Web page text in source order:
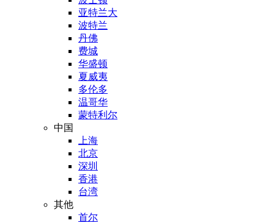
亚特兰大
波特兰
丹佛
费城
华盛顿
夏威夷
多伦多
温哥华
蒙特利尔
中国
上海
北京
深圳
香港
台湾
其他
首尔